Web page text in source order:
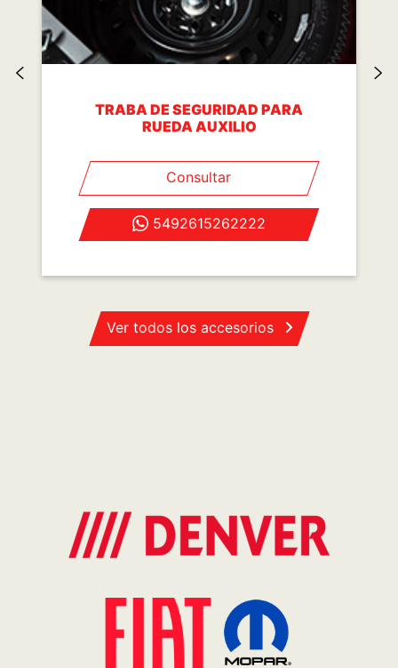
TRABA DE SEGURIDAD PARA
RUEDA AUXILIO
Consultar
5492615262222
Ver todos los accesorios